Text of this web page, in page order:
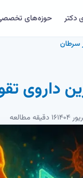
دکتر حوزه‌های
سرطان
داروی